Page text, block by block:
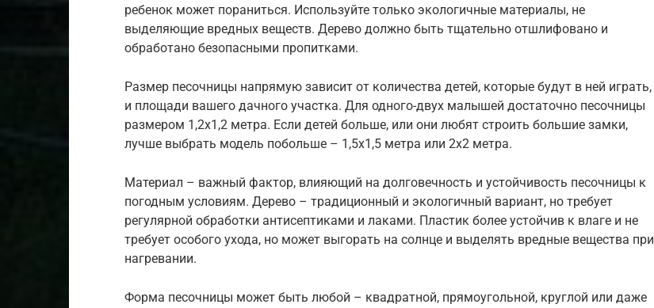
ребенок может пораниться. Используйте только экологичные материалы, не
выделяющие вредных веществ. Дерево должно быть тщательно отшлифовано и
обработано безопасными пропитками.
Размер песочницы напрямую зависит от количества детей, которые будут в ней играть,
и площади вашего дачного участка. Для одного-двух малышей достаточно песочницы
размером 1,2х1,2 метра. Если детей больше, или они любят строить большие замки,
лучше выбрать модель побольше – 1,5х1,5 метра или 2х2 метра.
Материал – важный фактор, влияющий на долговечность и устойчивость песочницы к
погодным условиям. Дерево – традиционный и экологичный вариант, но требует
регулярной обработки антисептиками и лаками. Пластик более устойчив к влаге и не
требует особого ухода, но может выгорать на солнце и выделять вредные вещества при
нагревании.
Форма песочницы может быть любой – квадратной, прямоугольной, круглой или даже